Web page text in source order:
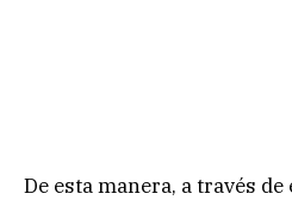
De esta manera, a través